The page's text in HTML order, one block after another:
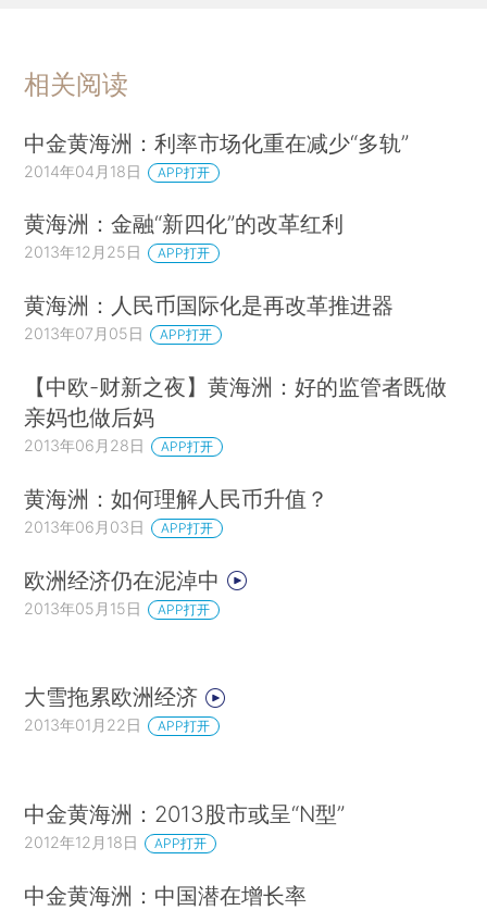
相关阅读
中金黄海洲：利率市场化重在减少“多轨”
2014年04月18日 APP打开
黄海洲：金融“新四化”的改革红利
2013年12月25日 APP打开
黄海洲：人民币国际化是再改革推进器
2013年07月05日 APP打开
【中欧-财新之夜】黄海洲：好的监管者既做
亲妈也做后妈
2013年06月28日 APP打开
黄海洲：如何理解人民币升值？
2013年06月03日 APP打开
欧洲经济仍在泥淖中
2013年05月15日 APP打开
大雪拖累欧洲经济
2013年01月22日 APP打开
中金黄海洲：2013股市或呈“N型”
2012年12月18日 APP打开
中金黄海洲：中国潜在增长率